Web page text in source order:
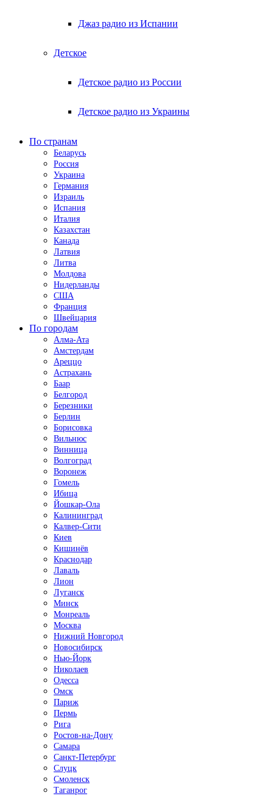
Джаз радио из Испании
Детское
Детское радио из России
Детское радио из Украины
По странам
Беларусь
Россия
Украина
Германия
Израиль
Испания
Италия
Казахстан
Канада
Латвия
Литва
Молдова
Нидерланды
США
Франция
Швейцария
По городам
Алма-Ата
Амстердам
Ареццо
Астрахань
Баар
Белгород
Березники
Берлин
Борисовка
Вильнюс
Винница
Волгоград
Воронеж
Гомель
Ибица
Йошкар-Ола
Калининград
Калвер-Сити
Киев
Кишинёв
Краснодар
Лаваль
Лион
Луганск
Минск
Монреаль
Москва
Нижний Новгород
Новосибирск
Нью-Йорк
Николаев
Одесса
Омск
Париж
Пермь
Рига
Ростов-на-Дону
Самара
Санкт-Петербург
Слуцк
Смоленск
Таганрог